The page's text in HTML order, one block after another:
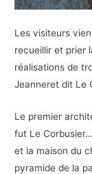
Les visiteurs
recueillir et prier
réalisations de
Jeanneret dit Le
Le premier
fut Le
et la maison du
pyramide de la